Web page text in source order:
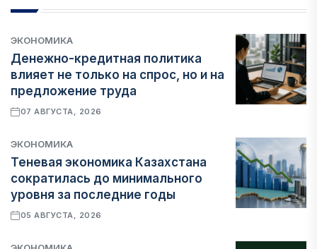
ЭКОНОМИКА
Денежно-кредитная политика
влияет не только на спрос, но и на
предложение труда
07 АВГУСТА, 2026
ЭКОНОМИКА
Теневая экономика Казахстана
сократилась до минимального
уровня за последние годы
05 АВГУСТА, 2026